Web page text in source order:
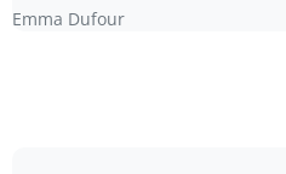
Emma Dufour